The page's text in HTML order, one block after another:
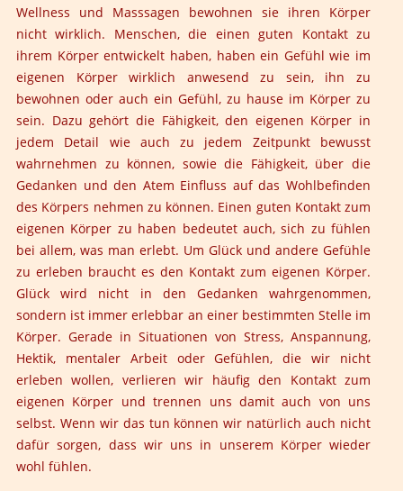
Wellness und Masssagen bewohnen sie ihren Körper
nicht wirklich. Menschen, die einen guten Kontakt zu
ihrem Körper entwickelt haben, haben ein Gefühl wie im
eigenen Körper wirklich anwesend zu sein, ihn zu
bewohnen oder auch ein Gefühl, zu hause im Körper zu
sein. Dazu gehört die Fähigkeit, den eigenen Körper in
jedem Detail wie auch zu jedem Zeitpunkt bewusst
wahrnehmen zu können, sowie die Fähigkeit, über die
Gedanken und den Atem Einfluss auf das Wohlbefinden
des Körpers nehmen zu können. Einen guten Kontakt zum
eigenen Körper zu haben bedeutet auch, sich zu fühlen
bei allem, was man erlebt. Um Glück und andere Gefühle
zu erleben braucht es den Kontakt zum eigenen Körper.
Glück wird nicht in den Gedanken wahrgenommen,
sondern ist immer erlebbar an einer bestimmten Stelle im
Körper. Gerade in Situationen von Stress, Anspannung,
Hektik, mentaler Arbeit oder Gefühlen, die wir nicht
erleben wollen, verlieren wir häufig den Kontakt zum
eigenen Körper und trennen uns damit auch von uns
selbst. Wenn wir das tun können wir natürlich auch nicht
dafür sorgen, dass wir uns in unserem Körper wieder
wohl fühlen.